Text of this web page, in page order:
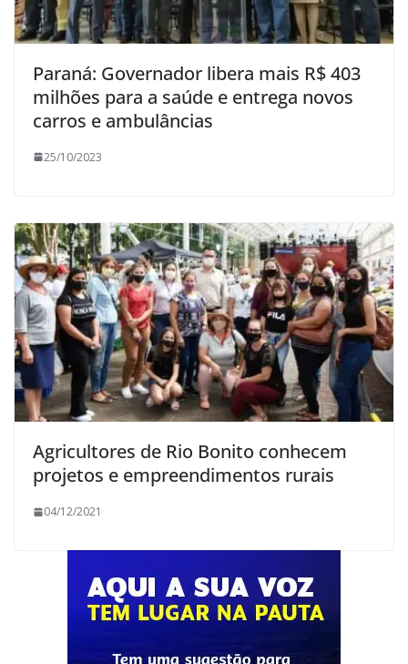
Paraná: Governador libera mais R$ 403
milhões para a saúde e entrega novos
carros e ambulâncias
25/10/2023
Agricultores de Rio Bonito conhecem
projetos e empreendimentos rurais
04/12/2021